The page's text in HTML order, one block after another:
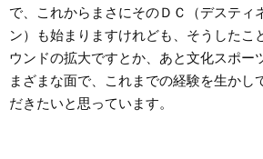
で、これからまさにそのＤＣ（デスティ
ン）も始まりますけれども、そうしたこ
ウンドの拡大ですとか、あと文化スポー
まざまな面で、これまでの経験を生かし
だきたいと思っています。